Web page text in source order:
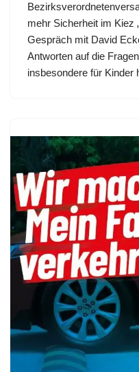
mehr Sicherheit im Kiez
Gespräch mit David
Antworten auf die
insbesondere für